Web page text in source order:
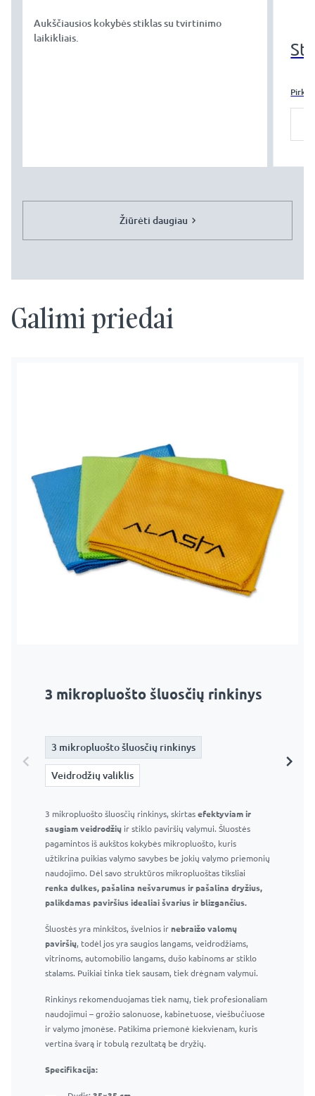
Aukščiausios kokybės stiklas su tvirtinimo
laikikliais.
Pirkti
Žiūrėti daugiau
Galimi priedai
3 mikropluošto šluosčių rinkinys
3 mikropluošto šluosčių rinkinys
Veidrodžių valiklis
3 mikropluošto šluosčių rinkinys, skirtas efektyviam ir
saugiam veidrodžių ir stiklo paviršių valymui. Šluostės
pagamintos iš aukštos kokybės mikropluošto, kuris
užtikrina puikias valymo savybes be jokių valymo priemonių
naudojimo. Dėl savo struktūros mikropluoštas tiksliai
renka dulkes, pašalina nešvarumus ir pašalina dryžius,
palikdamas paviršius idealiai švarius ir blizgančius.
Šluostės yra minkštos, švelnios ir nebraižo valomų
paviršių, todėl jos yra saugios langams, veidrodžiams,
vitrinoms, automobilio langams, dušo kabinoms ar stiklo
stalams. Puikiai tinka tiek sausam, tiek drėgnam valymui.
Rinkinys rekomenduojamas tiek namų, tiek profesionaliam
naudojimui – grožio salonuose, kabinetuose, viešbučiuose
ir valymo įmonėse. Patikima priemonė kiekvienam, kuris
vertina švarą ir tobulą rezultatą be dryžių.
Specifikacija:
Veidrodžių valiklis
3 mikropluošto šluosčių rinkinys
Veidrodžių valiklis
Langų ir veidrodžių valiklis 295 ml – Profesionalus stiklo
valiklis
Efektyvus purškiklis ir patogus buteliukas
Efektyviai pašalina muilo apnašas, vandens dėmes ir
kitas įprastas vonios kambario dėmes
Nepalieka dryžių ar dėmių
stikliniams paviršiams
Tinka naudoti namuose ir profesionaliai